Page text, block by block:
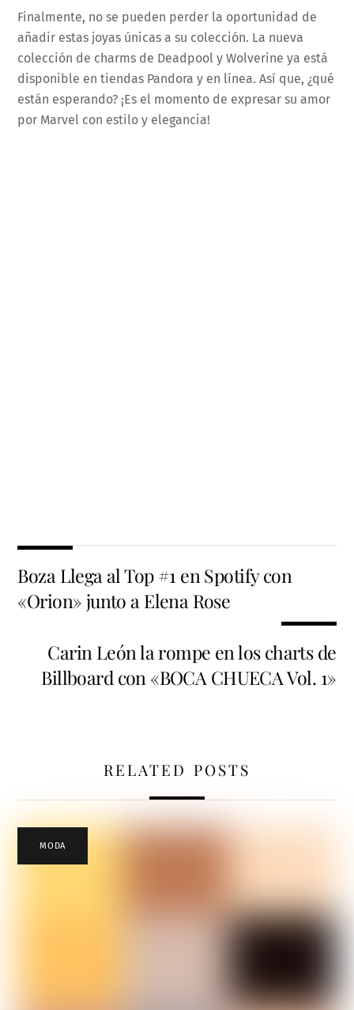
Finalmente, no se pueden perder la oportunidad de
añadir estas joyas únicas a su colección. La nueva
colección de charms de Deadpool y Wolverine ya está
disponible en tiendas Pandora y en línea. Así que, ¿qué
están esperando? ¡Es el momento de expresar su amor
por Marvel con estilo y elegancia!
Boza Llega al Top #1 en Spotify con
«Orion» junto a Elena Rose
Carin León la rompe en los charts de
Billboard con «BOCA CHUECA Vol. 1»
RELATED POSTS
MODA